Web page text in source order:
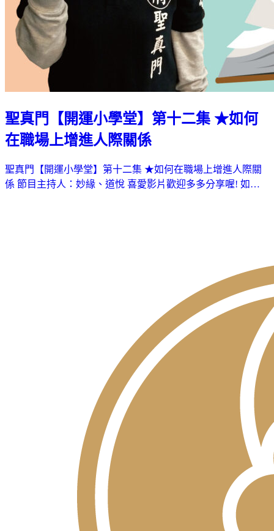
聖真門【開運小學堂】第十二集 ★如何
在職場上增進人際關係
聖真門【開運小學堂】第十二集 ★如何在職場上增進人際關
係 節目主持人：妙緣、道悅 喜愛影片歡迎多多分享喔! 如…